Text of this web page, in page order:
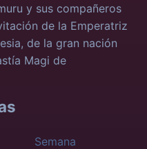
y sus compañeros
de la Emperatriz
de la gran nación
Magi de
Semana